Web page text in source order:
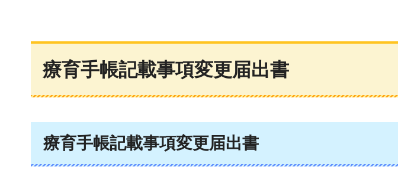
療育手帳記載事項変更届出書
療育手帳記載事項変更届出書